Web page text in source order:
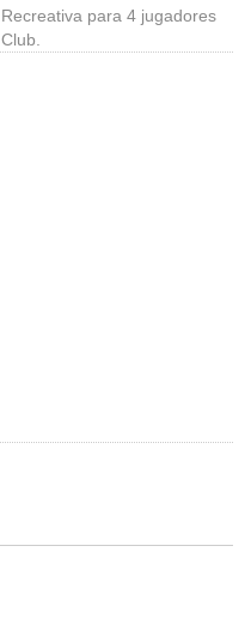
Recreativa para 4 jugadores
Club.